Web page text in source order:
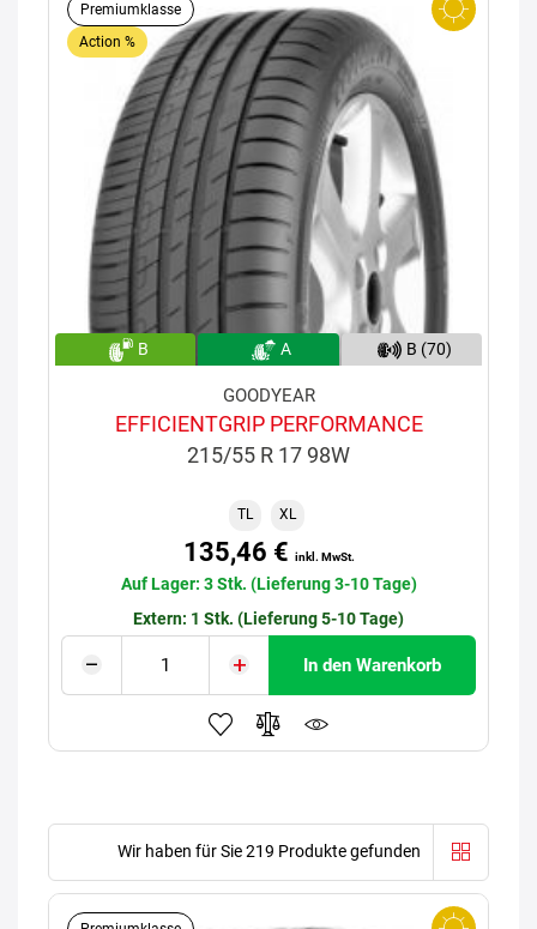
Premiumklasse
Action %
B A B (70)
GOODYEAR
EFFICIENTGRIP PERFORMANCE
215/55 R 17 98W
TL XL
135,46 € inkl. MwSt.
Auf Lager: 3 Stk. (Lieferung 3-10 Tage)
Extern: 1 Stk. (Lieferung 5-10 Tage)
In den Warenkorb
Wir haben für Sie 219 Produkte gefunden